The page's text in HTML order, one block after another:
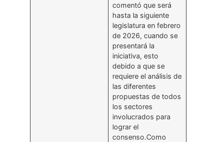
comentó que será
hasta la siguiente
legislatura en febrero
de 2026, cuando se
presentará la
iniciativa, esto
debido a que se
requiere el análisis de
las diferentes
propuestas de todos
los sectores
involucrados para
lograr el
consenso.Como